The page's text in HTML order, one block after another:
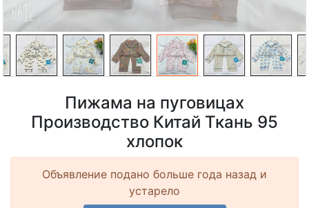
Пижама на пуговицах
Производство Китай Ткань 95
хлопок
Объявление подано больше года назад и
устарело